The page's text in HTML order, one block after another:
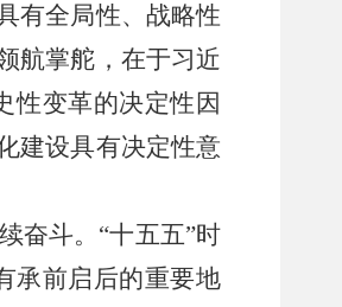
有全局性、战略性
航掌舵，在于习近
性变革的决定性因
建设具有决定性意
奋斗。 “十五五”时
承前启后的重要地